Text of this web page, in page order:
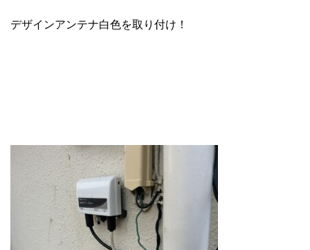
デザインアンテナ白色を取り付け！